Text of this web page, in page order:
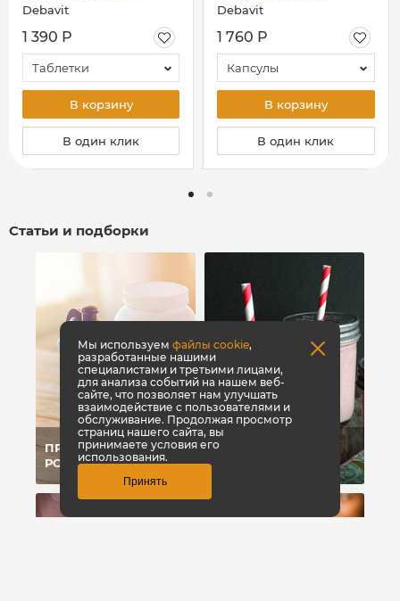
Debavit
1 390 Р
Таблетки
В корзину
В один клик
Debavit
1 760 Р
Капсулы
В корзину
В один клик
Статьи и подборки
ПРОТЕИНЫ ДЛЯ
РОСТА МЫШЦ
СЫВОРОТОЧНЫЙ
Мы используемфайлы cookie,
разработанные нашими
специалистами и третьими лицами,
для анализа событий на нашем веб-
сайте, что позволяет нам улучшать
взаимодействие с пользователями и
обслуживание. Продолжая просмотр
страниц нашего сайта, вы
принимаете условия его
использования.
Принять